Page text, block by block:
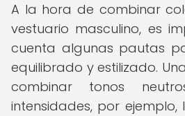
A la hora de combinar
vestuario masculino, es
cuenta algunas pautas
equilibrado y estilizado.
combinar tonos
intensidades, por